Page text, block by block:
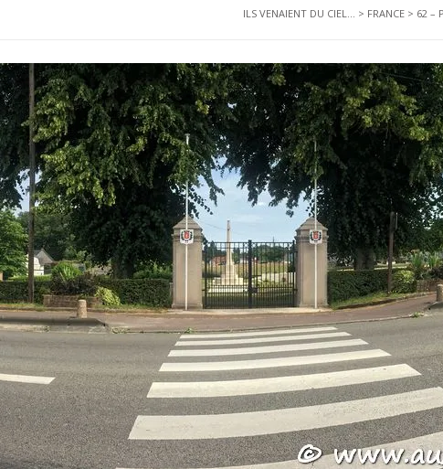
ILS VENAIENT DU CIEL... > FRANCE > 62 –